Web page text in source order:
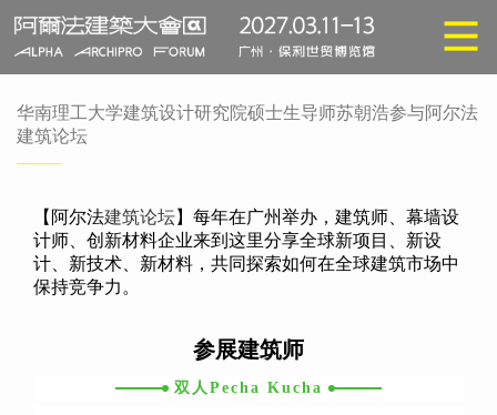
华南理工大学建筑设计研究院硕士生导师苏朝浩参与阿尔法
建筑论坛
【阿尔法建筑论坛】每年在广州举办，建筑师、幕墙设
计师、创新材料企业来到这里分享全球新项目、新设
计、新技术、新材料，共同探索如何在全球建筑市场中
保持竞争力。
参展建筑师
双人Pecha Kucha